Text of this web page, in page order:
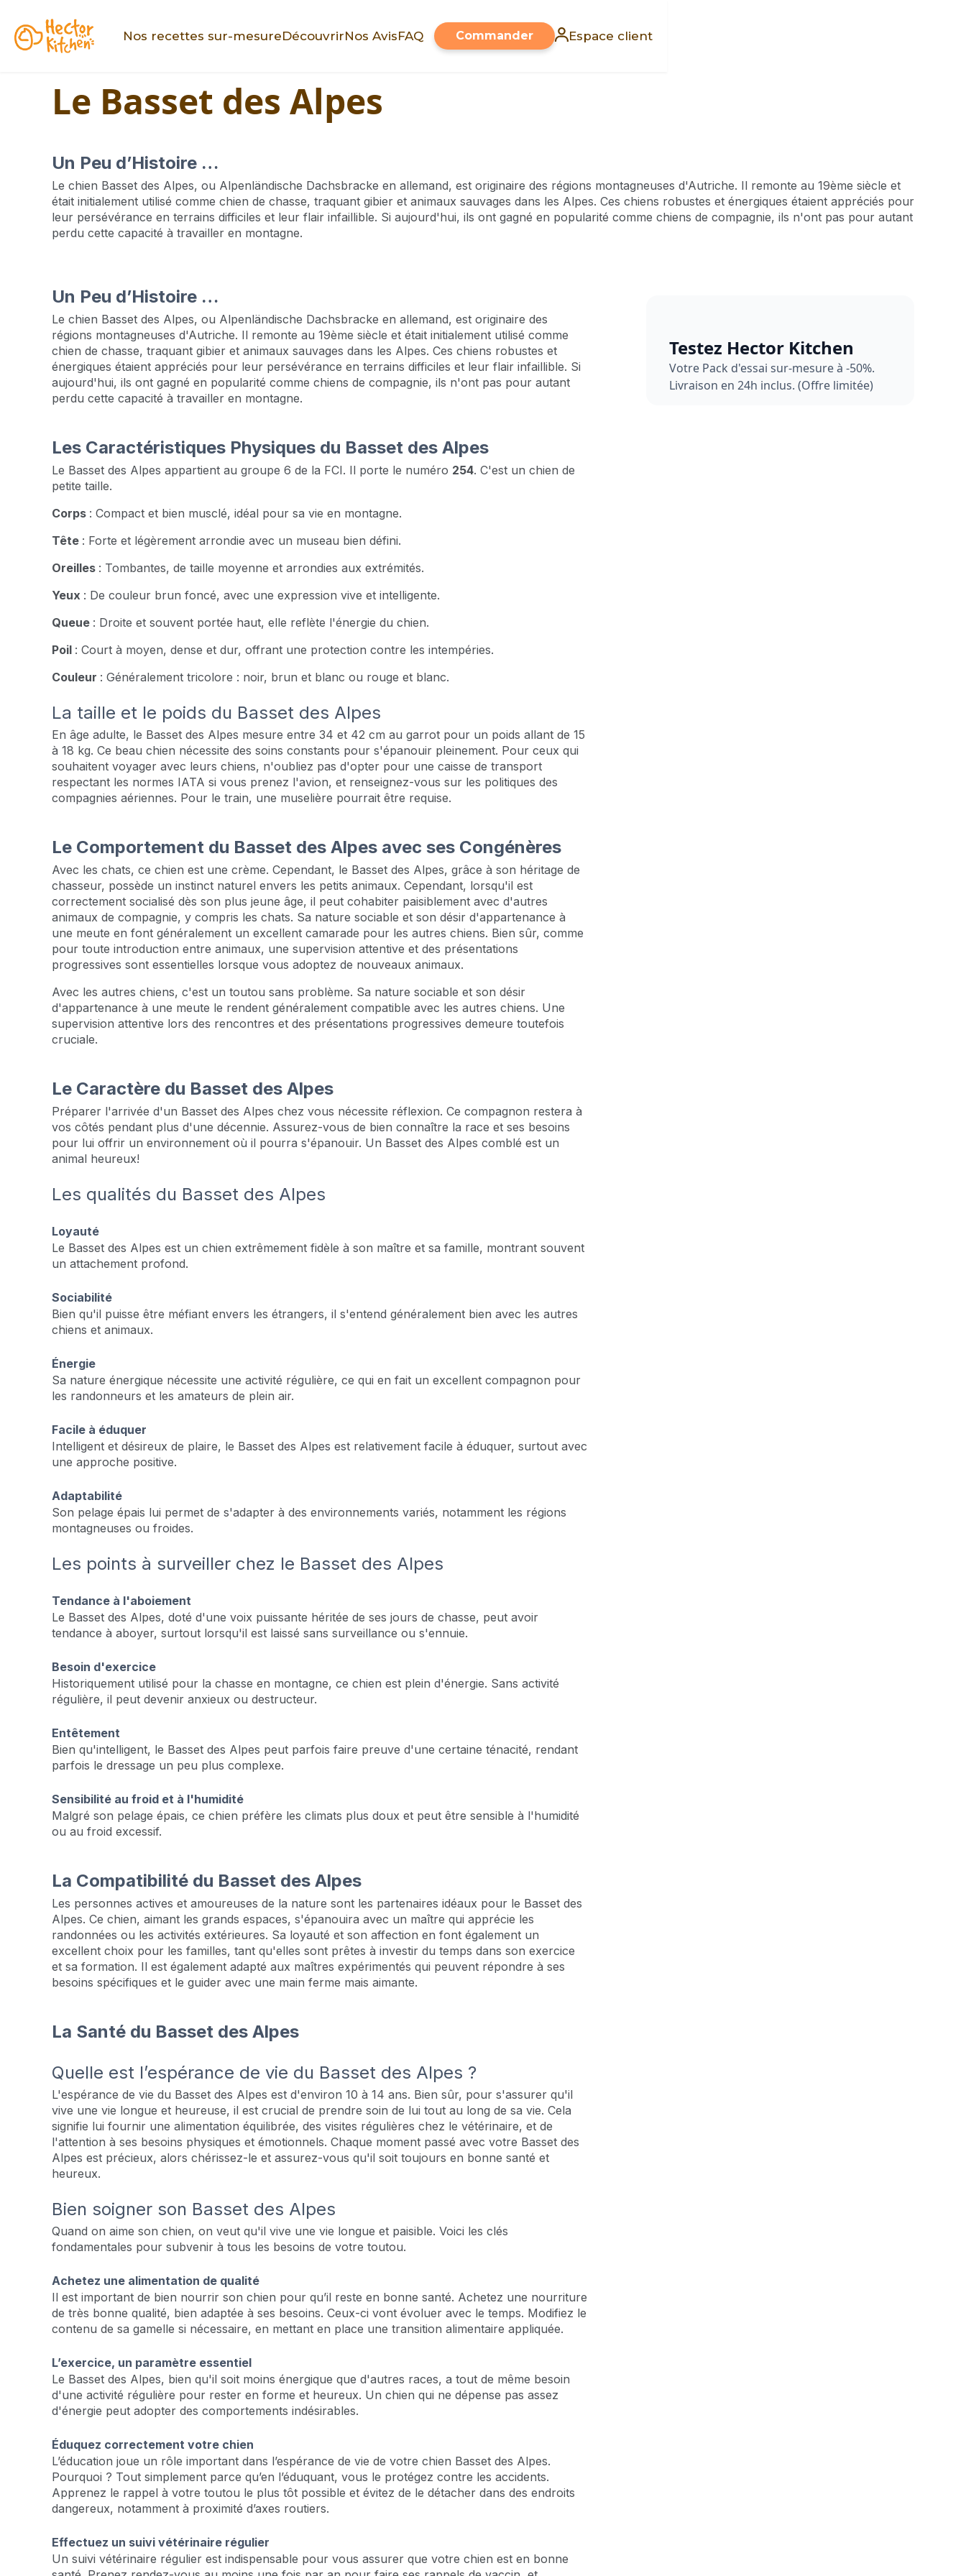
Nos recettes sur-mesureDécouvrirNos AvisFAQ Commander Espace client
Le Basset des Alpes
Un Peu d’Histoire …
Le chien Basset des Alpes, ou Alpenländische Dachsbracke en allemand, est originaire des régions montagneuses d'Autriche. Il remonte au 19ème siècle et
était initialement utilisé comme chien de chasse, traquant gibier et animaux sauvages dans les Alpes. Ces chiens robustes et énergiques étaient appréciés pour
leur persévérance en terrains difficiles et leur flair infaillible. Si aujourd'hui, ils ont gagné en popularité comme chiens de compagnie, ils n'ont pas pour autant
perdu cette capacité à travailler en montagne.
Un Peu d’Histoire …
Le chien Basset des Alpes, ou Alpenländische Dachsbracke en allemand, est originaire des
régions montagneuses d'Autriche. Il remonte au 19ème siècle et était initialement utilisé comme
chien de chasse, traquant gibier et animaux sauvages dans les Alpes. Ces chiens robustes et
énergiques étaient appréciés pour leur persévérance en terrains difficiles et leur flair infaillible. Si
aujourd'hui, ils ont gagné en popularité comme chiens de compagnie, ils n'ont pas pour autant
perdu cette capacité à travailler en montagne.
Les Caractéristiques Physiques du Basset des Alpes
Le Basset des Alpes appartient au groupe 6 de la FCI. Il porte le numéro 254. C'est un chien de
petite taille.
Corps : Compact et bien musclé, idéal pour sa vie en montagne.
Tête : Forte et légèrement arrondie avec un museau bien défini.
Oreilles : Tombantes, de taille moyenne et arrondies aux extrémités.
Yeux : De couleur brun foncé, avec une expression vive et intelligente.
Queue : Droite et souvent portée haut, elle reflète l'énergie du chien.
Poil : Court à moyen, dense et dur, offrant une protection contre les intempéries.
Couleur : Généralement tricolore : noir, brun et blanc ou rouge et blanc.
La taille et le poids du Basset des Alpes
En âge adulte, le Basset des Alpes mesure entre 34 et 42 cm au garrot pour un poids allant de 15
à 18 kg. Ce beau chien nécessite des soins constants pour s'épanouir pleinement. Pour ceux qui
souhaitent voyager avec leurs chiens, n'oubliez pas d'opter pour une caisse de transport
respectant les normes IATA si vous prenez l'avion, et renseignez-vous sur les politiques des
compagnies aériennes. Pour le train, une muselière pourrait être requise.
Le Comportement du Basset des Alpes avec ses Congénères
Avec les chats, ce chien est une crème. Cependant, le Basset des Alpes, grâce à son héritage de
chasseur, possède un instinct naturel envers les petits animaux. Cependant, lorsqu'il est
correctement socialisé dès son plus jeune âge, il peut cohabiter paisiblement avec d'autres
animaux de compagnie, y compris les chats. Sa nature sociable et son désir d'appartenance à
une meute en font généralement un excellent camarade pour les autres chiens. Bien sûr, comme
pour toute introduction entre animaux, une supervision attentive et des présentations
progressives sont essentielles lorsque vous adoptez de nouveaux animaux.
Avec les autres chiens, c'est un toutou sans problème. Sa nature sociable et son désir
d'appartenance à une meute le rendent généralement compatible avec les autres chiens. Une
supervision attentive lors des rencontres et des présentations progressives demeure toutefois
cruciale.
Le Caractère du Basset des Alpes
Préparer l'arrivée d'un Basset des Alpes chez vous nécessite réflexion. Ce compagnon restera à
vos côtés pendant plus d'une décennie. Assurez-vous de bien connaître la race et ses besoins
pour lui offrir un environnement où il pourra s'épanouir. Un Basset des Alpes comblé est un
animal heureux!
Les qualités du Basset des Alpes
Loyauté
Le Basset des Alpes est un chien extrêmement fidèle à son maître et sa famille, montrant souvent
un attachement profond.
Sociabilité
Bien qu'il puisse être méfiant envers les étrangers, il s'entend généralement bien avec les autres
chiens et animaux.
Énergie
Sa nature énergique nécessite une activité régulière, ce qui en fait un excellent compagnon pour
les randonneurs et les amateurs de plein air.
Facile à éduquer
Intelligent et désireux de plaire, le Basset des Alpes est relativement facile à éduquer, surtout avec
une approche positive.
Adaptabilité
Son pelage épais lui permet de s'adapter à des environnements variés, notamment les régions
montagneuses ou froides.
Les points à surveiller chez le Basset des Alpes
Tendance à l'aboiement
Le Basset des Alpes, doté d'une voix puissante héritée de ses jours de chasse, peut avoir
tendance à aboyer, surtout lorsqu'il est laissé sans surveillance ou s'ennuie.
Besoin d'exercice
Historiquement utilisé pour la chasse en montagne, ce chien est plein d'énergie. Sans activité
régulière, il peut devenir anxieux ou destructeur.
Entêtement
Bien qu'intelligent, le Basset des Alpes peut parfois faire preuve d'une certaine ténacité, rendant
parfois le dressage un peu plus complexe.
Sensibilité au froid et à l'humidité
Malgré son pelage épais, ce chien préfère les climats plus doux et peut être sensible à l'humidité
ou au froid excessif.
La Compatibilité du Basset des Alpes
Les personnes actives et amoureuses de la nature sont les partenaires idéaux pour le Basset des
Alpes. Ce chien, aimant les grands espaces, s'épanouira avec un maître qui apprécie les
randonnées ou les activités extérieures. Sa loyauté et son affection en font également un
excellent choix pour les familles, tant qu'elles sont prêtes à investir du temps dans son exercice
et sa formation. Il est également adapté aux maîtres expérimentés qui peuvent répondre à ses
besoins spécifiques et le guider avec une main ferme mais aimante.
La Santé du Basset des Alpes
Quelle est l’espérance de vie du Basset des Alpes ?
L'espérance de vie du Basset des Alpes est d'environ 10 à 14 ans. Bien sûr, pour s'assurer qu'il
vive une vie longue et heureuse, il est crucial de prendre soin de lui tout au long de sa vie. Cela
signifie lui fournir une alimentation équilibrée, des visites régulières chez le vétérinaire, et de
l'attention à ses besoins physiques et émotionnels. Chaque moment passé avec votre Basset des
Alpes est précieux, alors chérissez-le et assurez-vous qu'il soit toujours en bonne santé et
heureux.
Bien soigner son Basset des Alpes
Quand on aime son chien, on veut qu'il vive une vie longue et paisible. Voici les clés
fondamentales pour subvenir à tous les besoins de votre toutou.
Achetez une alimentation de qualité
Il est important de bien nourrir son chien pour qu’il reste en bonne santé. Achetez une nourriture
de très bonne qualité, bien adaptée à ses besoins. Ceux-ci vont évoluer avec le temps. Modifiez le
contenu de sa gamelle si nécessaire, en mettant en place une transition alimentaire appliquée.
L’exercice, un paramètre essentiel
Le Basset des Alpes, bien qu'il soit moins énergique que d'autres races, a tout de même besoin
d'une activité régulière pour rester en forme et heureux. Un chien qui ne dépense pas assez
d'énergie peut adopter des comportements indésirables.
Éduquez correctement votre chien
L’éducation joue un rôle important dans l’espérance de vie de votre chien Basset des Alpes.
Pourquoi ? Tout simplement parce qu’en l’éduquant, vous le protégez contre les accidents.
Apprenez le rappel à votre toutou le plus tôt possible et évitez de le détacher dans des endroits
dangereux, notamment à proximité d’axes routiers.
Effectuez un suivi vétérinaire régulier
Un suivi vétérinaire régulier est indispensable pour vous assurer que votre chien est en bonne
Testez Hector Kitchen
Votre Pack d'essai sur-mesure à -50%.
Livraison en 24h inclus. (Offre limitée)